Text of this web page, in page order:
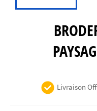
Livraison